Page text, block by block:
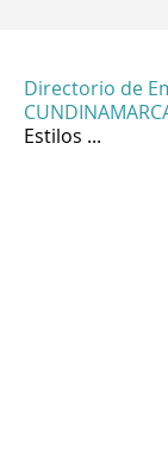
Directorio de
Estilos ...